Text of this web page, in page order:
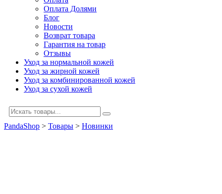
Оплата Долями
Блог
Новости
Возврат товара
Гарантия на товар
Отзывы
Уход за нормальной кожей
Уход за жирной кожей
Уход за комбинированной кожей
Уход за сухой кожей
PandaShop > Товары > Новинки